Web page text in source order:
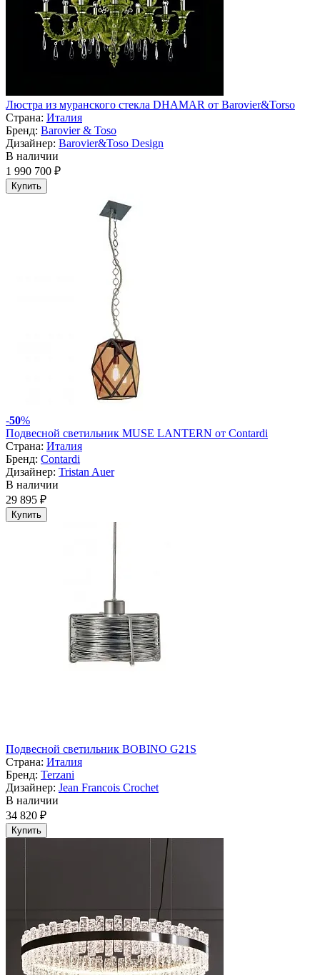
Люстра из муранского стекла DHAMAR от Barovier&Torso
Страна: Италия
Бренд: Barovier & Toso
Дизайнер: Barovier&Toso Design
В наличии
1 990 700 ₽
Купить
-50%
Подвесной светильник MUSE LANTERN от Contardi
Страна: Италия
Бренд: Contardi
Дизайнер: Tristan Auer
В наличии
29 895 ₽
Купить
Подвесной светильник BOBINO G21S
Страна: Италия
Бренд: Terzani
Дизайнер: Jean Francois Crochet
В наличии
34 820 ₽
Купить